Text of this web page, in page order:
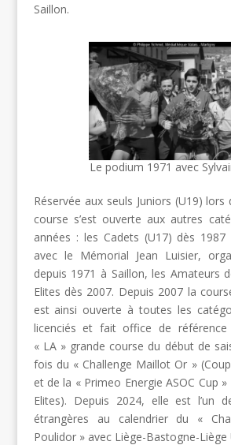
Saillon.
Le podium 1971 avec
Réservée aux seuls Juniors (U19)
course s’est ouverte aux autres
années : les Cadets (U17) dès
avec le Mémorial Jean Luisier,
depuis 1971 à Saillon, les Amateurs
Elites dès 2007. Depuis 2007 la
est ainsi ouverte à toutes les
licenciés et fait office de référence
« LA » grande course du début de
fois du « Challenge Maillot Or »
et de la « Primeo Energie ASOC Cup »
Elites). Depuis 2024, elle est l’un
étrangères au calendrier du «
Poulidor » avec Liège-Bastogne-Liège